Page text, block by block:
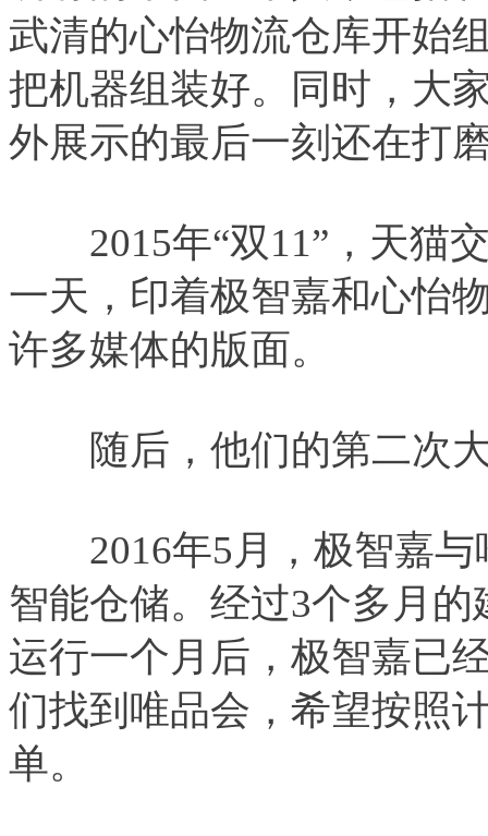
武清的心怡物流仓库开始
把机器组装好。同时，大
外展示的最后一刻还在打
2015年“双11”，天猫交
一天，印着极智嘉和心怡
许多媒体的版面。
随后，他们的第二次大
2016年5月，极智嘉与
智能仓储。经过3个多月
运行一个月后，极智嘉已
们找到唯品会，希望按照
单。